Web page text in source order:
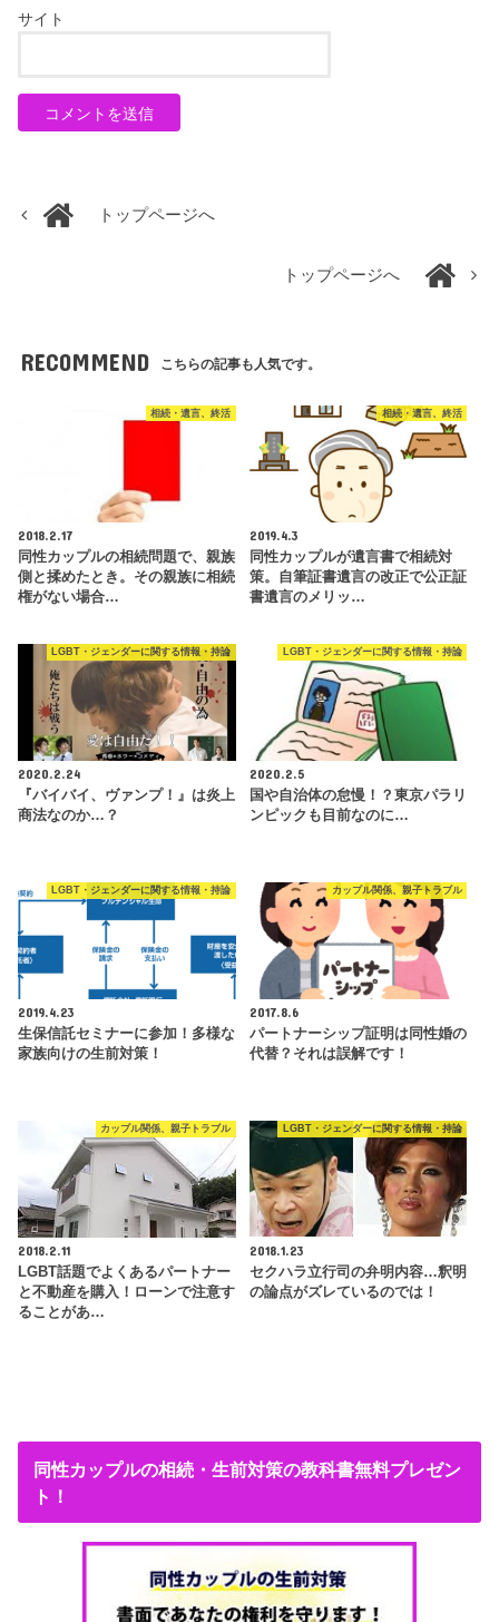
サイト
トップページへ
トップページへ
RECOMMEND こちらの記事も人気です。
相続・遺言、終活
2018.2.17
同性カップルの相続問題で、親族
側と揉めたとき。その親族に相続
権がない場合…
相続・遺言、終活
2019.4.3
同性カップルが遺言書で相続対
策。自筆証書遺言の改正で公正証
書遺言のメリッ…
LGBT・ジェンダーに関する情報・持論
2020.2.24
『バイバイ、ヴァンプ！』は炎上
商法なのか…？
LGBT・ジェンダーに関する情報・持論
2020.2.5
国や自治体の怠慢！？東京パラリ
ンピックも目前なのに…
LGBT・ジェンダーに関する情報・持論
2019.4.23
生保信託セミナーに参加！多様な
家族向けの生前対策！
カップル関係、親子トラブル
2017.8.6
パートナーシップ証明は同性婚の
代替？それは誤解です！
カップル関係、親子トラブル
2018.2.11
LGBT話題でよくあるパートナー
と不動産を購入！ローンで注意す
ることがあ…
LGBT・ジェンダーに関する情報・持論
2018.1.23
セクハラ立行司の弁明内容…釈明
の論点がズレているのでは！
同性カップルの相続・生前対策の教科書無料プレゼン
ト！